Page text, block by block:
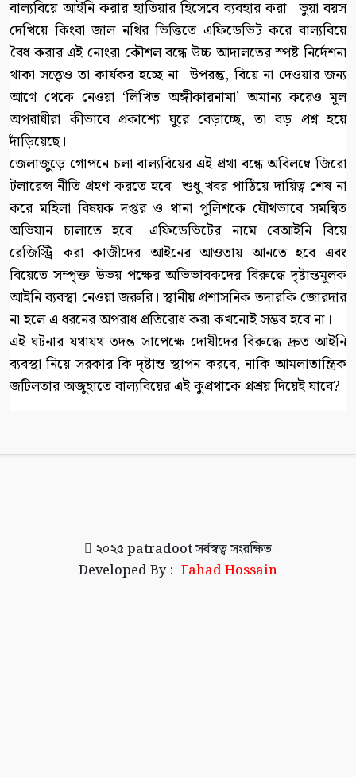
বাল্যবিয়ে আইনি করার হাতিয়ার হিসেবে ব্যবহার করা। ভুয়া বয়স
দেখিয়ে কিংবা জাল নথির ভিত্তিতে এফিডেভিট করে বাল্যবিয়ে
বৈধ করার এই নোংরা কৌশল বন্ধে উচ্চ আদালতের স্পষ্ট নির্দেশনা
থাকা সত্ত্বেও তা কার্যকর হচ্ছে না। উপরন্তু, বিয়ে না দেওয়ার জন্য
আগে থেকে নেওয়া ‘লিখিত অঙ্গীকারনামা’ অমান্য করেও মূল
অপরাধীরা কীভাবে প্রকাশ্যে ঘুরে বেড়াচ্ছে, তা বড় প্রশ্ন হয়ে
দাঁড়িয়েছে।
জেলাজুড়ে গোপনে চলা বাল্যবিয়ের এই প্রথা বন্ধে অবিলম্বে জিরো
টলারেন্স নীতি গ্রহণ করতে হবে। শুধু খবর পাঠিয়ে দায়িত্ব শেষ না
করে মহিলা বিষয়ক দপ্তর ও থানা পুলিশকে যৌথভাবে সমন্বিত
অভিযান চালাতে হবে। এফিডেভিটের নামে বেআইনি বিয়ে
রেজিস্ট্রি করা কাজীদের আইনের আওতায় আনতে হবে এবং
বিয়েতে সম্পৃক্ত উভয় পক্ষের অভিভাবকদের বিরুদ্ধে দৃষ্টান্তমূলক
আইনি ব্যবস্থা নেওয়া জরুরি। স্থানীয় প্রশাসনিক তদারকি জোরদার
না হলে এ ধরনের অপরাধ প্রতিরোধ করা কখনোই সম্ভব হবে না।
এই ঘটনার যথাযথ তদন্ত সাপেক্ষে দোষীদের বিরুদ্ধে দ্রুত আইনি
ব্যবস্থা নিয়ে সরকার কি দৃষ্টান্ত স্থাপন করবে, নাকি আমলাতান্ত্রিক
জটিলতার অজুহাতে বাল্যবিয়ের এই কুপ্রথাকে প্রশ্রয় দিয়েই যাবে?
২০২৫ patradootসর্বস্বত্ব সংরক্ষিত
Developed By : Fahad Hossain